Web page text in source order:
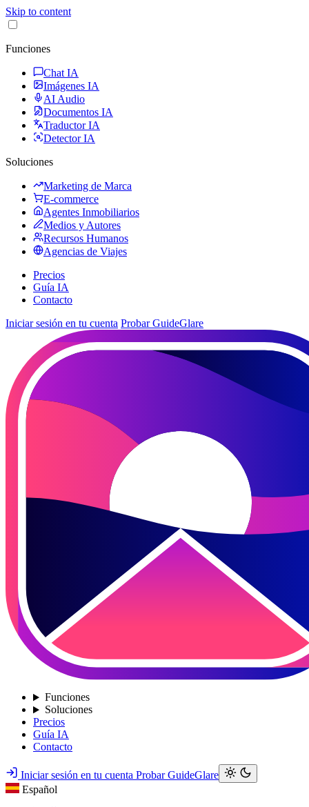
Skip to content
Funciones
Chat IA
Imágenes IA
AI Audio
Documentos IA
Traductor IA
Detector IA
Soluciones
Marketing de Marca
E-commerce
Agentes Inmobiliarios
Medios y Autores
Recursos Humanos
Agencias de Viajes
Precios
Guía IA
Contacto
Iniciar sesión en tu cuenta Probar GuideGlare
Funciones
Soluciones
Precios
Guía IA
Contacto
Iniciar sesión en tu cuenta Probar GuideGlare
Español